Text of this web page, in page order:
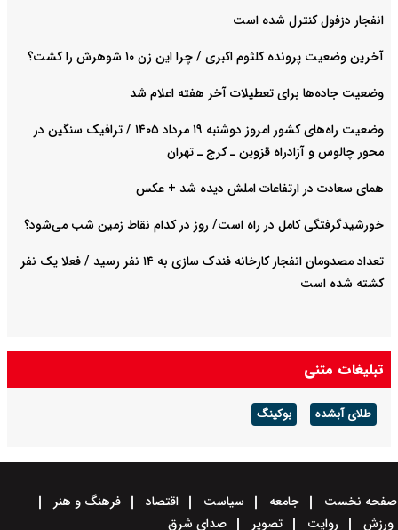
انفجار دزفول کنترل شده است
آخرین وضعیت پرونده کلثوم اکبری / چرا این زن ۱۰ شوهرش را کشت؟
وضعیت جاده‌ها برای تعطیلات آخر هفته اعلام شد
وضعیت راه‌های کشور امروز دوشنبه ۱۹ مرداد ۱۴۰۵ / ترافیک سنگین در
محور چالوس و آزادراه قزوین ـ کرج ـ تهران
همای سعادت در ارتفاعات املش دیده شد + عکس
خورشیدگرفتگی کامل در راه است/ روز در کدام نقاط زمین شب می‌شود؟
تعداد مصدومان انفجار کارخانه فندک سازی به ۱۴ نفر رسید / فعلا یک نفر
کشته شده است
تبلیغات متنی
طلای آبشده بوکینگ
صفحه نخست جامعه سیاست اقتصاد
فرهنگ و هنر
ورزش
روایت تصویر صدای شرق